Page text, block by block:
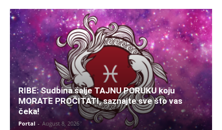
RIBE: Sudbina šalje TAJNU PORUKU koju
MORATE PROČITATI, saznajte sve što vas
čeka!
Portal - August 8, 2026